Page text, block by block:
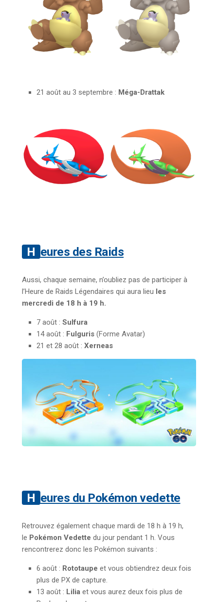
21 août au 3 septembre : Méga-Drattak
Heures des Raids
Aussi, chaque semaine, n’oubliez pas de participer à
l’Heure de Raids Légendaires qui aura lieu les
mercredi de 18 h à 19 h.
7 août : Sulfura
14 août : Fulguris (Forme Avatar)
21 et 28 août : Xerneas
Heures du Pokémon vedette
Retrouvez également chaque mardi de 18 h à 19 h,
le Pokémon Vedette du jour pendant 1 h. Vous
rencontrerez donc les Pokémon suivants :
6 août : Rototaupe et vous obtiendrez deux fois
plus de PX de capture.
13 août : Lilia et vous aurez deux fois plus de